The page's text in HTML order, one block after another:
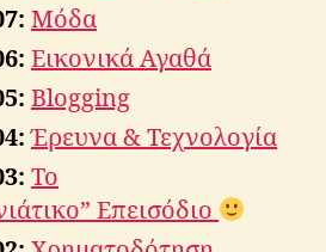
Μόδα
Εικονικά Αγαθά
Blogging
Έρευνα & Τεχνολογία
Το
Επεισόδιο